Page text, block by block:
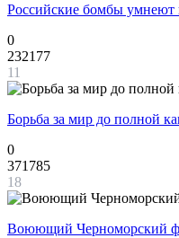
Российские бомбы умнеют
0
232177
11
Борьба за мир до полной
0
371785
18
Воюющий Черноморский